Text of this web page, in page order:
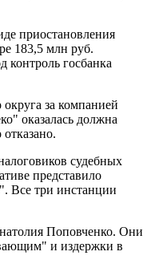
приостановления
183,5 млн руб.
госбанка
за компанией
оказалась должна
судебных
представило
Все три инстанции
Поповченко. Они
и издержки в